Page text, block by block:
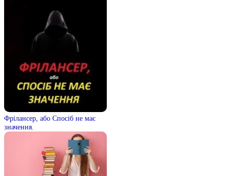
Фрілансер, або Спосіб не має
значення.